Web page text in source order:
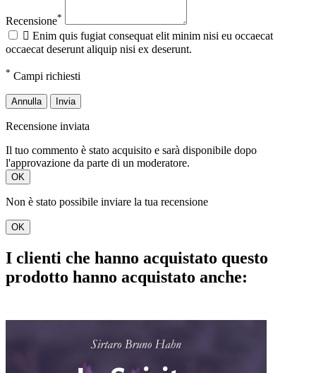
Recensione*
 Enim quis fugiat consequat elit minim nisi eu occaecat
occaecat deserunt aliquip nisi ex deserunt.
* Campi richiesti
Annulla Invia
Recensione inviata
Il tuo commento è stato acquisito e sarà disponibile dopo
l'approvazione da parte di un moderatore.
OK
Non è stato possibile inviare la tua recensione
OK
I clienti che hanno acquistato questo
prodotto hanno acquistato anche: